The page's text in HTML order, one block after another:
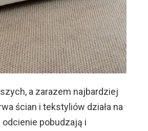
a zarazem najbardziej
ścian i tekstyliów działa na
pobudzają i